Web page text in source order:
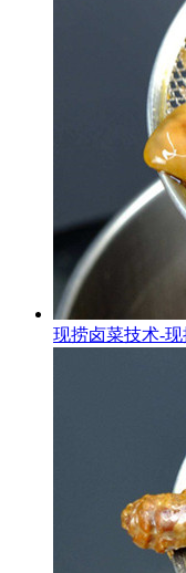
现捞卤菜技术-